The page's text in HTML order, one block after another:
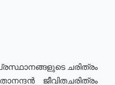
ചരിത്രം
ജീവിതചരിത്രം